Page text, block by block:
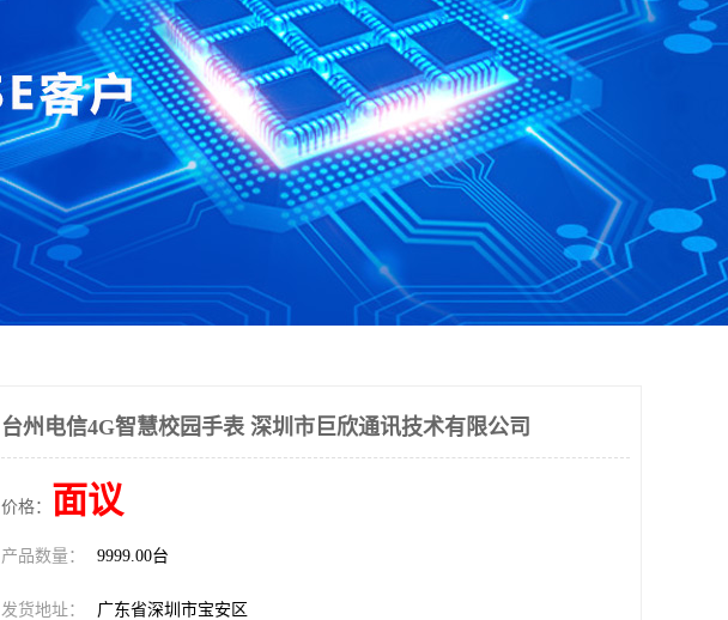
台州电信4G智慧校园手表 深圳市巨欣通讯技术有限公司
价格： 面议
产品数量： 9999.00台
发货地址： 广东省深圳市宝安区